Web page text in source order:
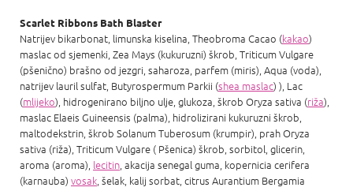
Scarlet Ribbons Bath Blaster
Natrijev bikarbonat, limunska kiselina, Theobroma Cacao (kakao)
maslac od sjemenki, Zea Mays (kukuruzni) škrob, Triticum Vulgare
(pšenično) brašno od jezgri, saharoza, parfem (miris), Aqua (voda),
natrijev lauril sulfat, Butyrospermum Parkii (shea maslac) ), Lac
(mlijeko), hidrogenirano biljno ulje, glukoza, škrob Oryza sativa (riža),
maslac Elaeis Guineensis (palma), hidrolizirani kukuruzni škrob,
maltodekstrin, škrob Solanum Tuberosum (krumpir), prah Oryza
sativa (riža), Triticum Vulgare ( Pšenica) škrob, sorbitol, glicerin,
aroma (aroma), lecitin , akacija senegal guma, kopernicia cerifera
(karnauba) vosak , šelak, kalij sorbat, citrus Aurantium Bergamia